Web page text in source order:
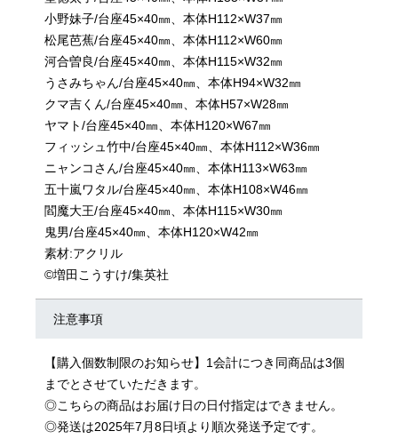
小野妹子/台座45×40㎜、本体H112×W37㎜
松尾芭蕉/台座45×40㎜、本体H112×W60㎜
河合曽良/台座45×40㎜、本体H115×W32㎜
うさみちゃん/台座45×40㎜、本体H94×W32㎜
クマ吉くん/台座45×40㎜、本体H57×W28㎜
ヤマト/台座45×40㎜、本体H120×W67㎜
フィッシュ竹中/台座45×40㎜、本体H112×W36㎜
ニャンコさん/台座45×40㎜、本体H113×W63㎜
五十嵐ワタル/台座45×40㎜、本体H108×W46㎜
閻魔大王/台座45×40㎜、本体H115×W30㎜
鬼男/台座45×40㎜、本体H120×W42㎜
素材:アクリル
©増田こうすけ/集英社
注意事項
【購入個数制限のお知らせ】1会計につき同商品は3個
までとさせていただきます。
◎こちらの商品はお届け日の日付指定はできません。
◎発送は2025年7月8日頃より順次発送予定です。